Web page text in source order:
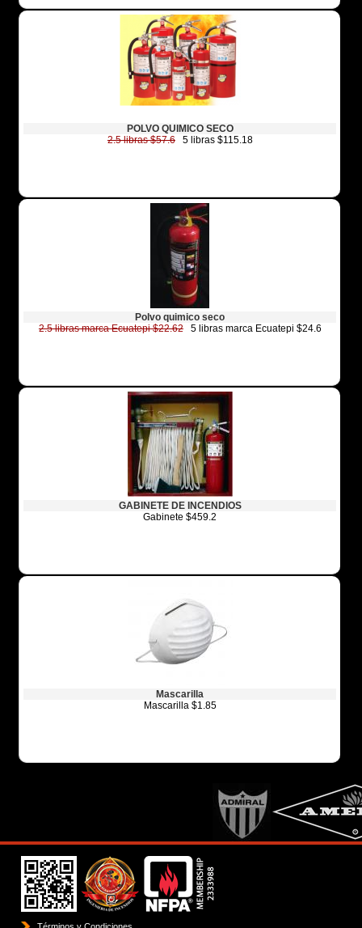
POLVO QUIMICO SECO
2.5 libras $57.65 libras $115.18
Polvo quimico seco
2.5 libras marca Ecuatepi $22.625 libras marca Ecuatepi $24.6
GABINETE DE INCENDIOS
Gabinete $459.2
Mascarilla
Mascarilla $1.85